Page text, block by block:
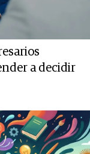
a decidir